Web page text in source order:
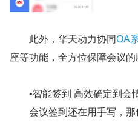
此外，华天动力协同OA
座等功能，全方位保障会议的
•智能签到 高效确定到会
会议签到还在用手写，那